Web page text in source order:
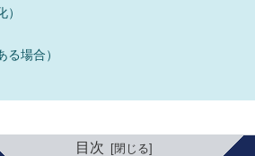
場合）
目次